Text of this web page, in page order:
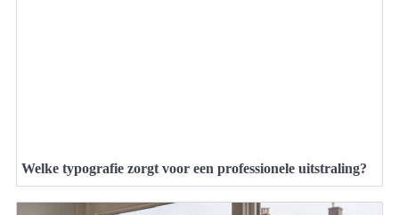
Welke typografie zorgt voor een professionele uitstraling?